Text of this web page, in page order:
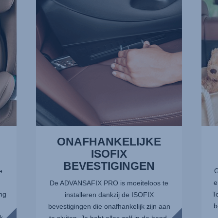
13
ONAFHANKELIJKE
ISOFIX
BEVESTIGINGEN
De ADVANSAFIX PRO is moeiteloos te
installeren dankzij de ISOFIX
bevestigingen die onafhankelijk zijn aan
OP